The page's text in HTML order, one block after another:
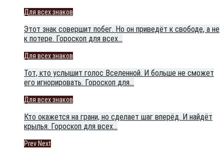
Для всех знаков
Этот знак совершит побег. Но он приведёт к свободе, а не
к потере. Гороскоп для всех…
Для всех знаков
Тот, кто услышит голос Вселенной. И больше не сможет
его игнорировать. Гороскоп для…
Для всех знаков
Кто окажется на грани, но сделает шаг вперёд. И найдёт
крылья. Гороскоп для всех…
Prev Next